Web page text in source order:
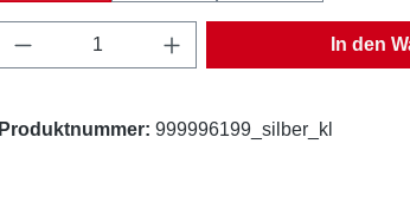
Produkt Anzahl: Gib den In den
Produktnummer: 999996199_silber_kl